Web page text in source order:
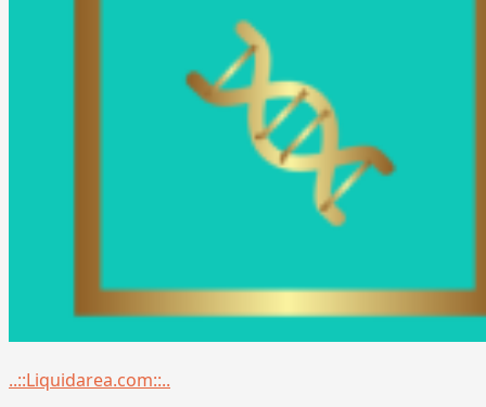
Menu
..::Liquidarea.com::..